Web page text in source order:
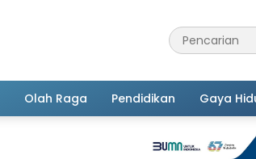
Olah Raga Pendidikan Gaya